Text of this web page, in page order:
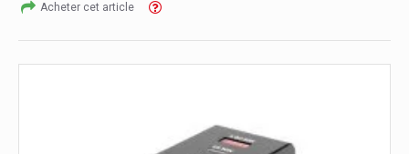
Acheter cet article